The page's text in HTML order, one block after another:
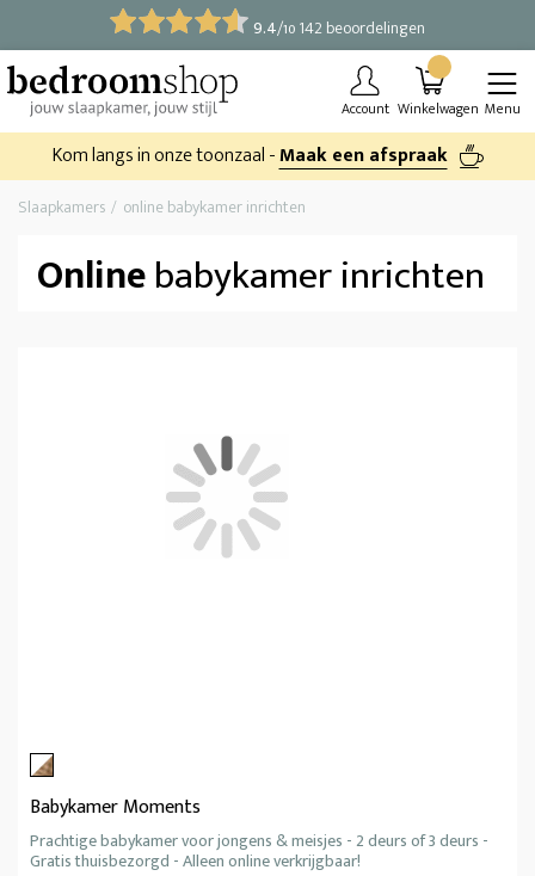
9.4/10 142 beoordelingen
Account Winkelwagen Menu
Kom langs in onze toonzaal -Maak een afspraak
Slaapkamers online babykamer inrichten
Onlinebabykamer inrichten
Babykamer Moments
Prachtige babykamer voor jongens & meisjes - 2 deurs of 3 deurs -
Gratis thuisbezorgd - Alleen online verkrijgbaar!